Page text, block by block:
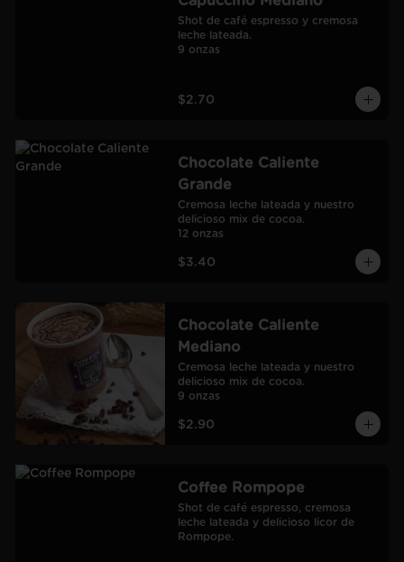
Shot de café espresso y cremosa
leche lateada.
9 onzas
$2.70
Chocolate Caliente
Grande
Cremosa leche lateada y nuestro
delicioso mix de cocoa.
12 onzas
$3.40
Chocolate Caliente
Mediano
Cremosa leche lateada y nuestro
delicioso mix de cocoa.
9 onzas
$2.90
Coffee Rompope
Shot de café espresso, cremosa
leche lateada y delicioso licor de
Rompope.